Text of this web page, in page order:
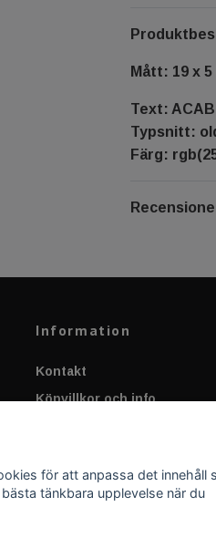
Mått: 19 x 5
Text: ACAB
Typsnitt:
Färg:
Information
Kontakt
Köpvillkor och info
Applicering av Dekal
för att anpassa det innehåll
tänkbara upplevelse när du